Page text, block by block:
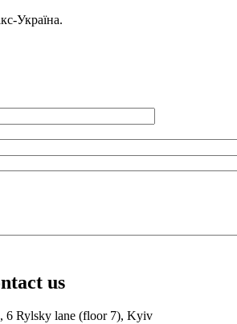
Україна.
us
6 Rylsky lane (floor 7), Kyiv